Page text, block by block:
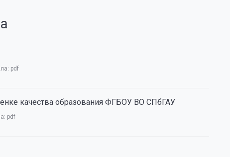
pdf
качества образования ФГБОУ ВО СПбГАУ
pdf